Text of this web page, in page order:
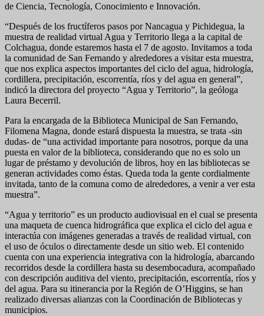
de Ciencia, Tecnología, Conocimiento e Innovación.
“Después de los fructíferos pasos por Nancagua y Pichidegua, la
muestra de realidad virtual Agua y Territorio llega a la capital de
Colchagua, donde estaremos hasta el 7 de agosto. Invitamos a toda
la comunidad de San Fernando y alrededores a visitar esta muestra,
que nos explica aspectos importantes del ciclo del agua, hidrología,
cordillera, precipitación, escorrentía, ríos y del agua en general”,
indicó la directora del proyecto “Agua y Territorio”, la geóloga
Laura Becerril.
Para la encargada de la Biblioteca Municipal de San Fernando,
Filomena Magna, donde estará dispuesta la muestra, se trata -sin
dudas- de “una actividad importante para nosotros, porque da una
puesta en valor de la biblioteca, considerando que no es solo un
lugar de préstamo y devolución de libros, hoy en las bibliotecas se
generan actividades como éstas. Queda toda la gente cordialmente
invitada, tanto de la comuna como de alrededores, a venir a ver esta
muestra”.
“Agua y territorio” es un producto audiovisual en el cual se presenta
una maqueta de cuenca hidrográfica que explica el ciclo del agua e
interactúa con imágenes generadas a través de realidad virtual, con
el uso de óculos o directamente desde un sitio web. El contenido
cuenta con una experiencia integrativa con la hidrología, abarcando
recorridos desde la cordillera hasta su desembocadura, acompañado
con descripción auditiva del viento, precipitación, escorrentía, ríos y
del agua. Para su itinerancia por la Región de O’Higgins, se han
realizado diversas alianzas con la Coordinación de Bibliotecas y
municipios.